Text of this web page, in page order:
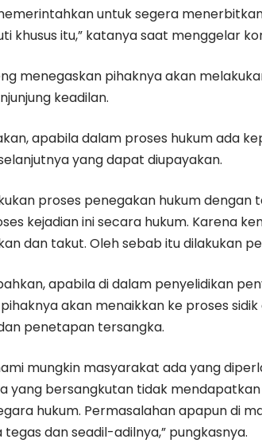
untuk segera
khusus itu,” katanya saat menggelar
menegaskan pihaknya akan
keadilan.
apabila dalam proses hukum ada
yang dapat diupayakan.
proses penegakan hukum dengan
kejadian ini secara hukum. Karena
dan takut. Oleh sebab itu dilakukan
apabila di dalam penyelidikan
akan menaikkan ke proses
penetapan tersangka.
mungkin masyarakat ada yang
yang bersangkutan tidak
hukum. Permasalahan apapun di
dan seadil-adilnya,” pungkasnya.